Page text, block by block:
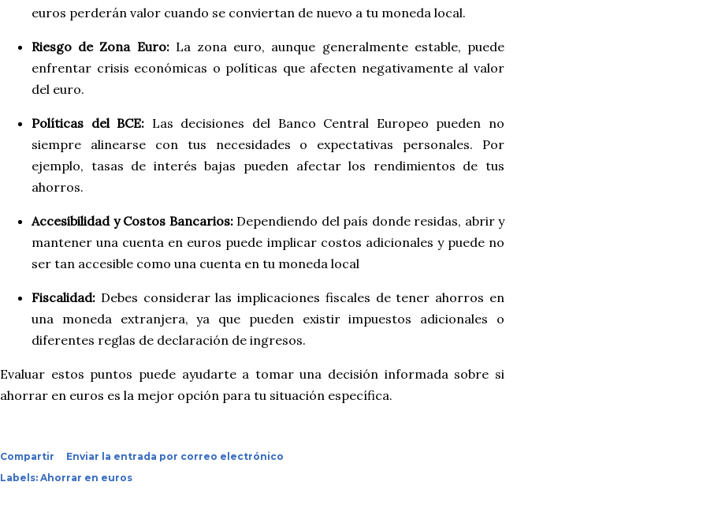
euros perderán valor cuando se conviertan de nuevo a tu moneda local.
Riesgo de Zona Euro: La zona euro, aunque generalmente estable, puede
enfrentar crisis económicas o políticas que afecten negativamente al valor
del euro.
Políticas del BCE: Las decisiones del Banco Central Europeo pueden no
siempre alinearse con tus necesidades o expectativas personales. Por
ejemplo, tasas de interés bajas pueden afectar los rendimientos de tus
ahorros.
Accesibilidad y Costos Bancarios: Dependiendo del país donde residas, abrir y
mantener una cuenta en euros puede implicar costos adicionales y puede no
ser tan accesible como una cuenta en tu moneda local
Fiscalidad: Debes considerar las implicaciones fiscales de tener ahorros en
una moneda extranjera, ya que pueden existir impuestos adicionales o
diferentes reglas de declaración de ingresos.
Evaluar estos puntos puede ayudarte a tomar una decisión informada sobre si
ahorrar en euros es la mejor opción para tu situación específica.
Compartir
Enviar la entrada por correo electrónico
Labels: Ahorrar en euros